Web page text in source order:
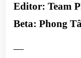
Editor: Team
Beta: Phong
—